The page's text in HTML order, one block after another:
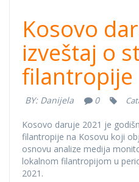
Kosovo
2021 -
stanju
Kosovo
izveštaj o
filantropije
BY: Danijela 0
Kosovo daruje 2021 je
filantropije na Kosovu koji
osnovu analize medija
lokalnom filantropijom u
2021.